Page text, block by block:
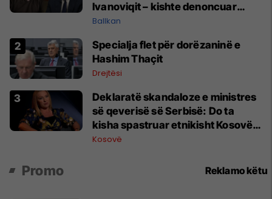
Ivanoviqit – kishte denoncuar
kërcënime ndaj vëllezërve Vuçiq
Ballkan
Specialja flet për dorëzaninë e
Hashim Thaçit
Drejtësi
Deklaratë skandaloze e ministres
së qeverisë së Serbisë: Do ta
kisha spastruar etnikisht Kosovën
në vitin 1998
Kosovë
Promo Reklamo këtu